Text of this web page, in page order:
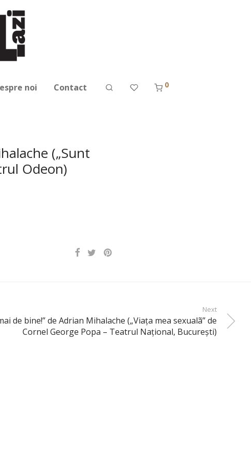
noi Contact 0
(„Sunt
Odeon)
Next
de bine!” de Adrian Mihalache („Viaţa mea sexualã” de
Cornel George Popa – Teatrul Naţional, Bucureşti)